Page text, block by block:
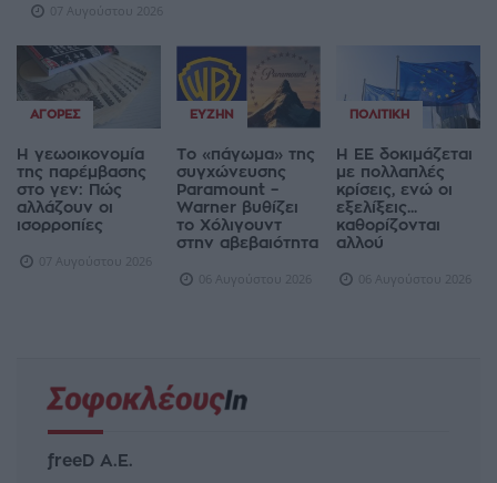
07 Αυγούστου 2026
ΑΓΟΡΈΣ
Η γεωοικονομία
της παρέμβασης
στο γεν: Πώς
αλλάζουν οι
ισορροπίες
07 Αυγούστου 2026
ΕΥΖΗΝ
Το «πάγωμα» της
συγχώνευσης
Paramount –
Warner βυθίζει
το Χόλιγουντ
στην αβεβαιότητα
06 Αυγούστου 2026
ΠΟΛΙΤΙΚΉ
Η ΕΕ δοκιμάζεται
με πολλαπλές
κρίσεις, ενώ οι
εξελίξεις...
καθορίζονται
αλλού
06 Αυγούστου 2026
freeD Α.Ε.